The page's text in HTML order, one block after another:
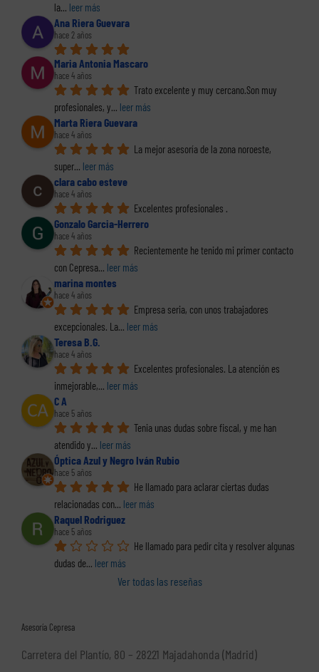
la... leer más
Ana Riera Guevara
hace 2 años
Maria Antonia Mascaro
hace 4 años
Trato excelente y muy cercano.Son muy
profesionales, y... leer más
Marta Riera Guevara
hace 4 años
La mejor asesoría de la zona noroeste,
super... leer más
clara cabo esteve
hace 4 años
Excelentes profesionales .
Gonzalo Garcia-Herrero
hace 4 años
Recientemente he tenido mi primer contacto
con Cepresa... leer más
marina montes
hace 4 años
Empresa seria, con unos trabajadores
excepcionales. La... leer más
Teresa B.G.
hace 4 años
Excelentes profesionales. La atención es
inmejorable,... leer más
C A
hace 5 años
Tenia unas dudas sobre fiscal, y me han
atendido y... leer más
Óptica Azul y Negro Iván Rubio
hace 5 años
He llamado para aclarar ciertas dudas
relacionadas con... leer más
Raquel Rodriguez
hace 5 años
He llamado para pedir cita y resolver algunas
dudas de... leer más
Ver todas las reseñas
Asesoría Cepresa
Carretera del Plantío, 80 – 28221 Majadahonda (Madrid)